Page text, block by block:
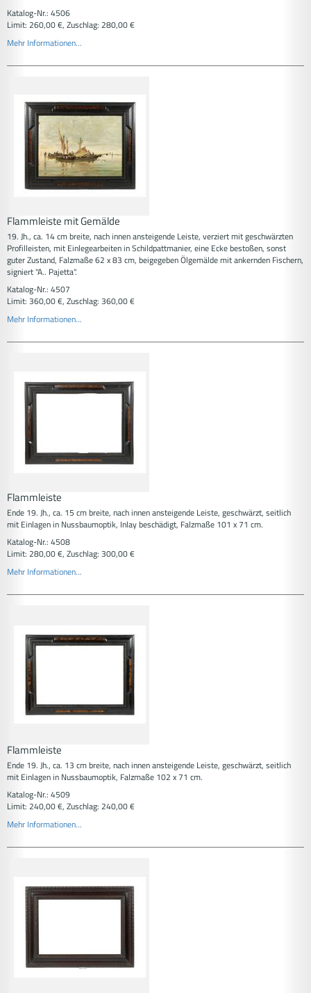
Katalog-Nr.: 4506
Limit: 260,00 €, Zuschlag: 280,00 €
Mehr Informationen...
Flammleiste mit Gemälde
19. Jh., ca. 14 cm breite, nach innen ansteigende Leiste, verziert mit geschwärzten
Profilleisten, mit Einlegearbeiten in Schildpattmanier, eine Ecke bestoßen, sonst
guter Zustand, Falzmaße 62 x 83 cm, beigegeben Ölgemälde mit ankernden Fischern,
signiert "A.. Pajetta".
Katalog-Nr.: 4507
Limit: 360,00 €, Zuschlag: 360,00 €
Mehr Informationen...
Flammleiste
Ende 19. Jh., ca. 15 cm breite, nach innen ansteigende Leiste, geschwärzt, seitlich
mit Einlagen in Nussbaumoptik, Inlay beschädigt, Falzmaße 101 x 71 cm.
Katalog-Nr.: 4508
Limit: 280,00 €, Zuschlag: 300,00 €
Mehr Informationen...
Flammleiste
Ende 19. Jh., ca. 13 cm breite, nach innen ansteigende Leiste, geschwärzt, seitlich
mit Einlagen in Nussbaumoptik, Falzmaße 102 x 71 cm.
Katalog-Nr.: 4509
Limit: 240,00 €, Zuschlag: 240,00 €
Mehr Informationen...